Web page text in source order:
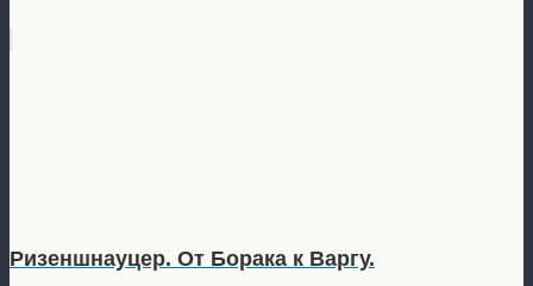
Ризеншнауцер. От Борака к Варгу.